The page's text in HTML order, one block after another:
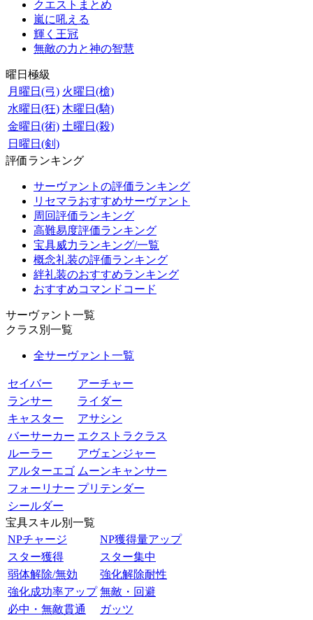
クエストまとめ
嵐に吼える
輝く王冠
無敵の力と神の智慧
曜日極級
月曜日(弓) 火曜日(槍)
水曜日(狂) 木曜日(騎)
金曜日(術) 土曜日(殺)
日曜日(剣)
評価ランキング
サーヴァントの評価ランキング
リセマラおすすめサーヴァント
周回評価ランキング
高難易度評価ランキング
宝具威力ランキング/一覧
概念礼装の評価ランキング
絆礼装のおすすめランキング
おすすめコマンドコード
サーヴァント一覧
クラス別一覧
全サーヴァント一覧
セイバー
アーチャー
ランサー
ライダー
キャスター
アサシン
バーサーカー エクストラクラス
ルーラー
アヴェンジャー
アルターエゴ ムーンキャンサー
フォーリナー プリテンダー
シールダー
宝具スキル別一覧
NPチャージ
NP獲得量アップ
スター獲得
スター集中
弱体解除/無効
強化解除耐性
強化成功率アップ 無敵・回避
必中・無敵貫通
ガッツ